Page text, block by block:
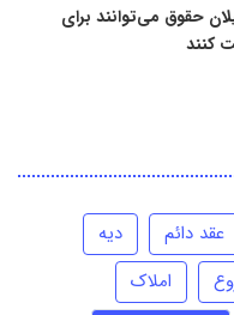
حقوق می‌توانند برای
کنند
عقد دائم
دیه
املاک